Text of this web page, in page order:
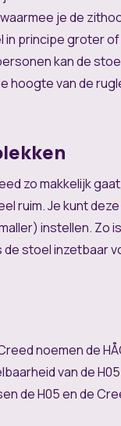
je de
principe groter
kan de
van de
zo makkelijk
ruim. Je kunt
instellen.
stoel inzetbaar
noemen de
van de
de H05 en de